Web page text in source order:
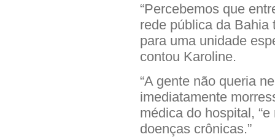
“Percebemos que
rede pública da Bahia
para uma unidade
contou Karoline.
“A gente não queria
imediatamente
médica do hospital,
doenças crônicas.”